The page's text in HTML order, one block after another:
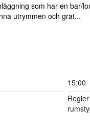
som har en bar/
utrymmen och grat...
15:00